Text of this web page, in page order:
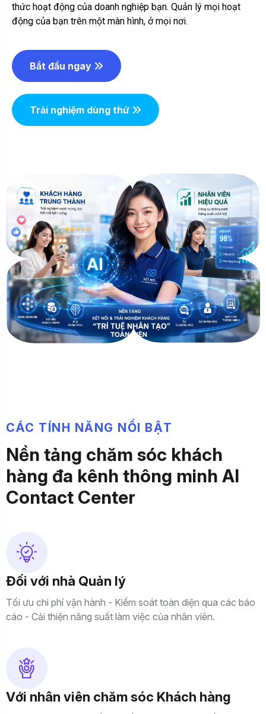
thức hoạt động của doanh nghiệp bạn. Quản lý mọi hoạt
động của bạn trên một màn hình, ở mọi nơi.
Bắt đầu ngay
Trải nghiệm dùng thử
CÁC TÍNH NĂNG NỔI BẬT
Nền tảng chăm sóc khách
hàng đa kênh thông minh AI
Contact Center
Đối với nhà Quản lý
Tối ưu chi phí vận hành - Kiểm soát toàn diện qua các báo
cáo - Cải thiện năng suất làm việc của nhân viên.
Với nhân viên chăm sóc Khách hàng